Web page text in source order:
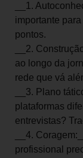
__1.
importante
pontos.
__2.
ao longo da
rede que vá
__3. Plano
plataformas
entrevistas?
__4.
profissional